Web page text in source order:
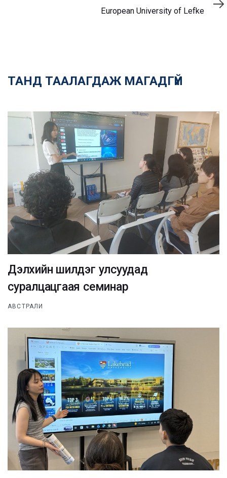
нийтлэл
European University of Lefke
ТАНД ТААЛАГДАЖ МАГАДГҮЙ
Дэлхийн шилдэг улсуудад
суралцацгаая семинар
АВСТРАЛИ